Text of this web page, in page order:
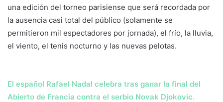
una edición del torneo parisiense que será recordada por
la ausencia casi total del público (solamente se
permitieron mil espectadores por jornada), el frío, la lluvia,
el viento, el tenis nocturno y las nuevas pelotas.
El español Rafael Nadal celebra tras ganar la final del
Abierto de Francia contra el serbio Novak Djokovic.